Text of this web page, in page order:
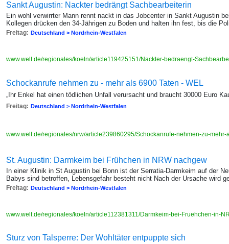
Sankt Augustin: Nackter bedrängt Sachbearbeiterin
Ein wohl verwirrter Mann rennt nackt in das Jobcenter in Sankt Augustin
Kollegen drücken den 34-Jährigen zu Boden und halten ihn fest, bis die
Freitag: Deutschland > Nordrhein-Westfalen
www.welt.de/regionales/koeln/article119425151/Nackter-bedraengt-
Schockanrufe nehmen zu - mehr als 6900 Taten - WEL
„Ihr Enkel hat einen tödlichen Unfall verursacht und braucht 30000 Euro
Freitag: Deutschland > Nordrhein-Westfalen
www.welt.de/regionales/nrw/article239860295/Schockanrufe-nehmen-zu-
St. Augustin: Darmkeim bei Frühchen in NRW nachgew
In einer Klinik in St Augustin bei Bonn ist der Serratia-Darmkeim auf der
Babys sind betroffen, Lebensgefahr besteht nicht Nach der Ursache wird
Freitag: Deutschland > Nordrhein-Westfalen
www.welt.de/regionales/koeln/article112381311/Darmkeim-bei-Fruehchen-in-
Sturz von Talsperre: Der Wohltäter entpuppte sich